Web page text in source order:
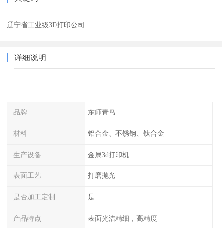
辽宁省工业级3D打印公司
详细说明
品牌 东师青鸟
材料 铝合金、不锈钢、钛合金
生产设备 金属3d打印机
表面工艺 打磨抛光
是否加工定制 是
产品特点 表面光洁精细，高精度